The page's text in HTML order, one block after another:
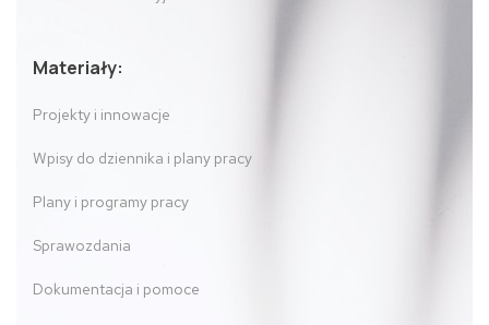
Materiały:
Projekty i innowacje
Wpisy do dziennika i plany pracy
Plany i programy pracy
Sprawozdania
Dokumentacja i pomoce